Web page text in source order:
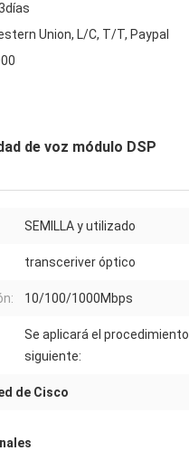
Union, L/C, T/T, Paypal
de voz módulo DSP
SEMILLA y utilizado
transceriver óptico
10/100/1000Mbps
Se aplicará el procedimiento
siguiente:
de Cisco